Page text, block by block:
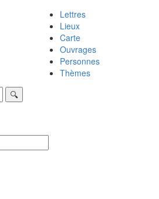
Lettres
Lieux
Carte
Ouvrages
Personnes
Thèmes